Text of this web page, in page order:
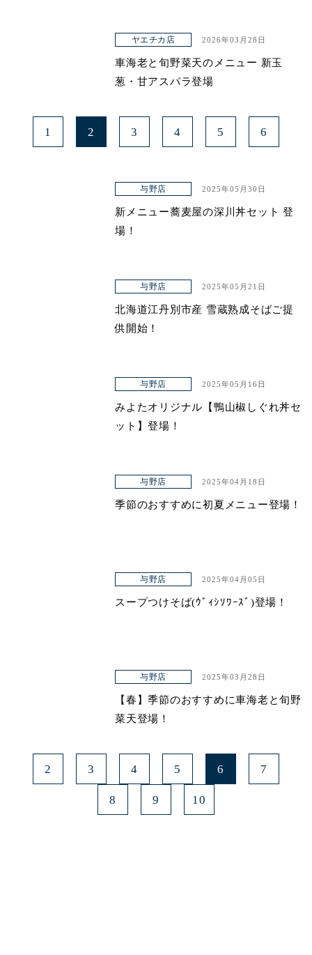
ヤエチカ店 2026年03月28日
車海老と旬野菜天のメニュー 新玉
葱・甘アスパラ登場
1 2 3 4 5 6
与野店 2025年05月30日
新メニュー蕎麦屋の深川丼セット 登
場！
与野店 2025年05月21日
北海道江丹別市産 雪蔵熟成そばご提
供開始！
与野店 2025年05月16日
みよたオリジナル【鴨山椒しぐれ丼セ
ット】登場！
与野店 2025年04月18日
季節のおすすめに初夏メニュー登場！
与野店 2025年04月05日
スープつけそば(ｳﾞｨｼｿﾜｰｽﾞ)登場！
与野店 2025年03月28日
【春】季節のおすすめに車海老と旬野
菜天登場！
2 3 4 5 6 7
8 9 10